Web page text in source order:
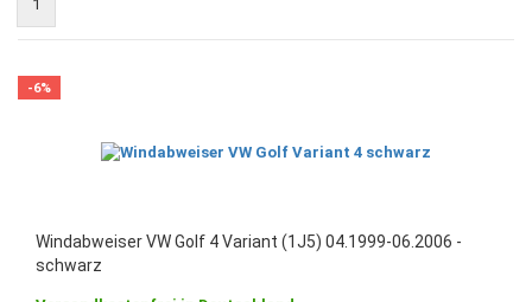
1
-6%
Windabweiser VW Golf 4 Variant (1J5) 04.1999-06.2006 -
schwarz